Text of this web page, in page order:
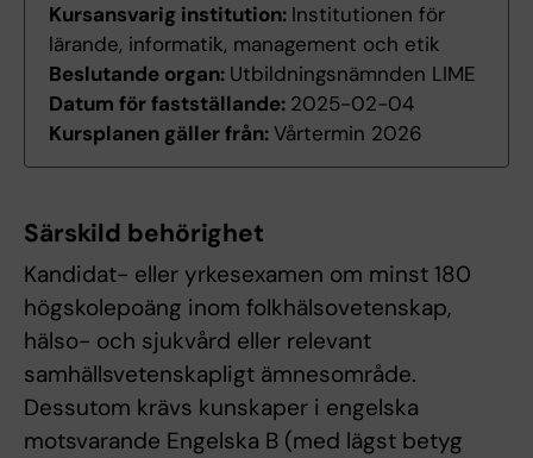
Kursansvarig institution: Institutionen för
lärande, informatik, management och etik
Beslutande organ: Utbildningsnämnden LIME
Datum för fastställande: 2025-02-04
Kursplanen gäller från:Vårtermin 2026
Särskild behörighet
Kandidat- eller yrkesexamen om minst 180
högskolepoäng inom folkhälsovetenskap,
hälso- och sjukvård eller relevant
samhällsvetenskapligt ämnesområde.
Dessutom krävs kunskaper i engelska
motsvarande Engelska B (med lägst betyg